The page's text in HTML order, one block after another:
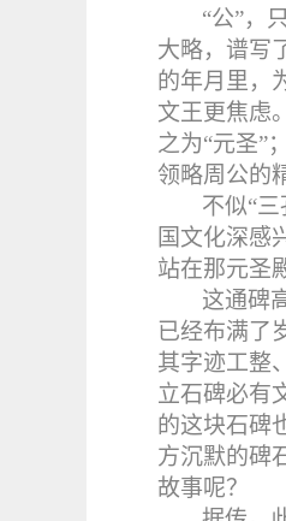
“公”，
大略，谱写
的年月里，
文王更焦虑
之为“元圣”
领略周公的
不似“
国文化深感
站在那元圣
这通碑
已经布满了
其字迹工整
立石碑必有
的这块石碑
方沉默的碑
故事呢？